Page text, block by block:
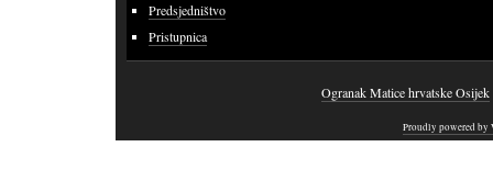
Predsjedništvo
Pristupnica
Ogranak Matice hrvatske Osijek
Proudly powered by